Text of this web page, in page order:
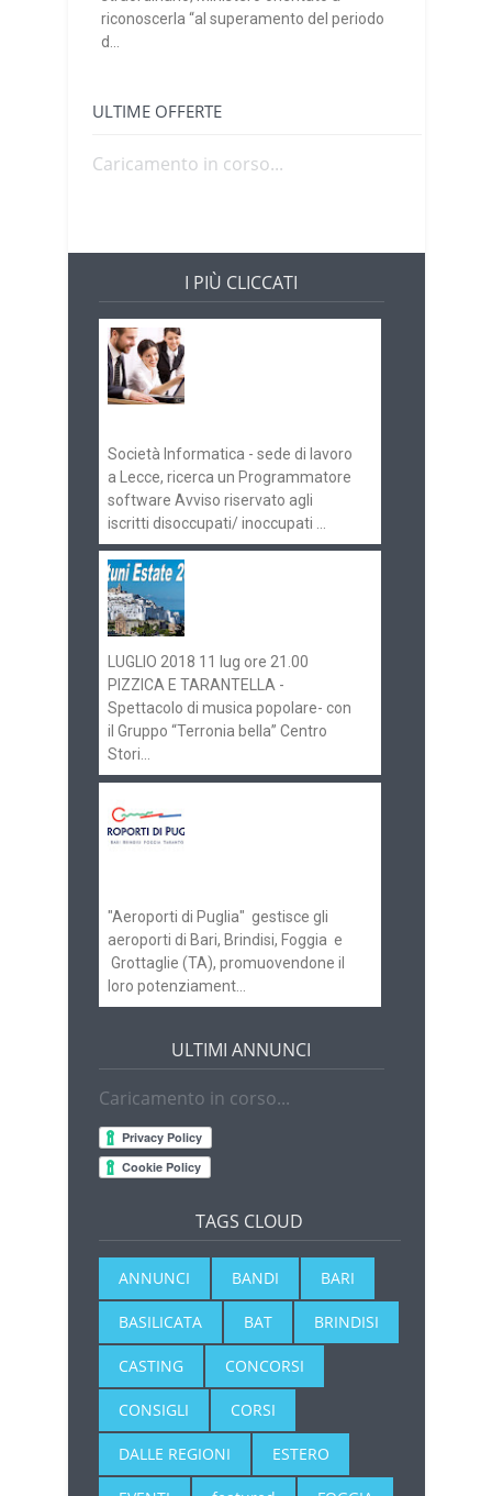
riconoscerla “al superamento del periodo
d...
ULTIME OFFERTE
Caricamento in corso...
I PIÙ CLICCATI
Società Informatica - sede di lavoro
a Lecce, ricerca un Programmatore
software Avviso riservato agli
iscritti disoccupati/ inoccupati ...
LUGLIO 2018 11 lug ore 21.00
PIZZICA E TARANTELLA -
Spettacolo di musica popolare- con
il Gruppo “Terronia bella” Centro
Stori...
"Aeroporti di Puglia" gestisce gli
aeroporti di Bari, Brindisi, Foggia e
Grottaglie (TA), promuovendone il
loro potenziament...
ULTIMI ANNUNCI
Caricamento in corso...
TAGS CLOUD
ANNUNCI BANDI BARI
BASILICATA BAT BRINDISI
CASTING CONCORSI
CONSIGLI CORSI
DALLE REGIONI ESTERO